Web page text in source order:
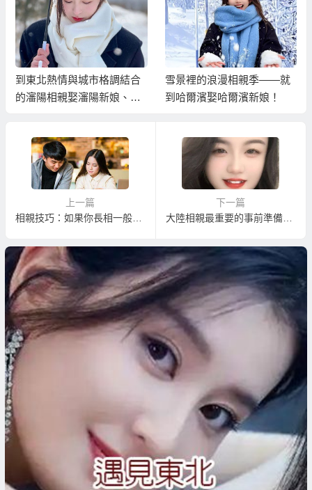
到東北熱情與城市格調結合
的瀋陽相親娶瀋陽新娘、東
雪景裡的浪漫相親季——就
到哈爾濱娶哈爾濱新娘！
上一篇
相親技巧：如果你長相一般，建議你學學這種聰明做法
下一篇
大陸相親最重要的事前準備：訂定合理擇偶條件